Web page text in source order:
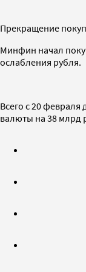
Прекращение
Минфин начал
ослабления рубля.
Всего с 20
валюты на 38 млрд